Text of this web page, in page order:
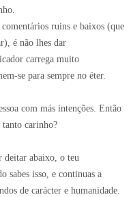
ruins e baixos (que
é não lhes dar
carrega muito
se para sempre no éter.
com más intenções. Então
carinho?
deitar abaixo, o teu
sabes isso, e continuas a
de carácter e humanidade.